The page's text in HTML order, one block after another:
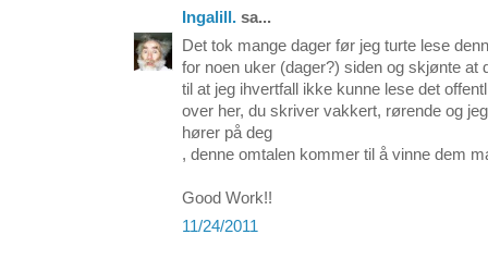
Ingalill. sa...
Det tok mange dager før jeg turte lese
for noen uker (dager?) siden og skjønte at
til at jeg ihvertfall ikke kunne lese det
over her, du skriver vakkert, rørende og
hører på deg
, denne omtalen kommer til å vinne dem
Good Work!!
11/24/2011